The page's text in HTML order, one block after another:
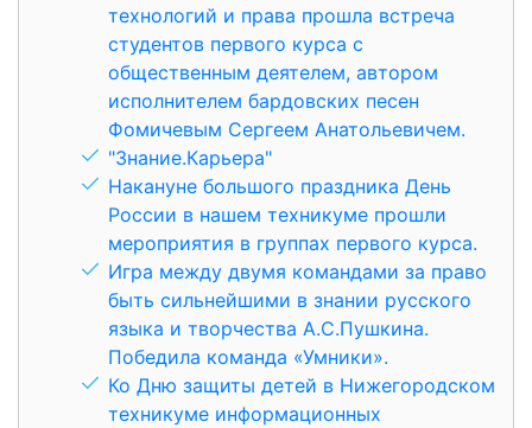
технологий и права прошла встреча
студентов первого курса с
общественным деятелем, автором
исполнителем бардовских песен
Фомичевым Сергеем Анатольевичем.
"Знание.Карьера"
Накануне большого праздника День
России в нашем техникуме прошли
мероприятия в группах первого курса.
Игра между двумя командами за право
быть сильнейшими в знании русского
языка и творчества А.С.Пушкина.
Победила команда «Умники».
Ко Дню защиты детей в Нижегородском
техникуме информационных